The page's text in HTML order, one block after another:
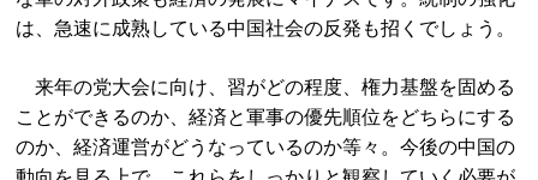
は、急速に成熟している中国社会の反発も招くでしょう。
来年の党大会に向け、習がどの程度、権力基盤を固める
ことができるのか、経済と軍事の優先順位をどちらにする
のか、経済運営がどうなっているのか等々。今後の中国の